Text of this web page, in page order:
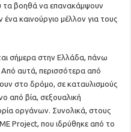
τα βοηθά να επανακάμψουν
καινούργιο μέλλον για τους
σήμερα στην Ελλάδα, πάνω
Από αυτά, περισσότερα από
στο δρόμο, σε καταυλισμούς
από βία, σεξουαλική
οργάνων. Συνολικά, στους
Project, που ιδρύθηκε από το